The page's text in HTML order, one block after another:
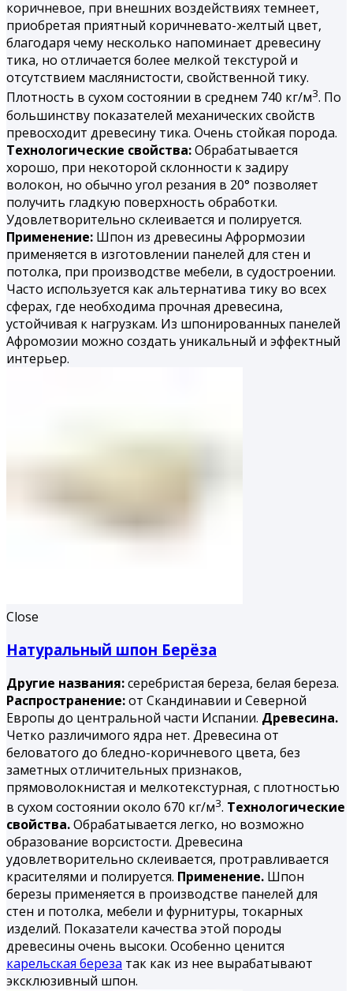
коричневое, при внешних воздействиях темнеет,
приобретая приятный коричневато-желтый цвет,
благодаря чему несколько напоминает древесину
тика, но отличается более мелкой текстурой и
отсутствием маслянистости, свойственной тику.
Плотность в сухом состоянии в среднем 740 кг/м3. По
большинству показателей механических свойств
превосходит древесину тика. Очень стойкая порода.
Технологические свойства:Обрабатывается
хорошо, при некоторой склонности к задиру
волокон, но обычно угол резания в 20° позволяет
получить гладкую поверхность обработки.
Удовлетворительно склеивается и полируется.
Применение: Шпон из древесины Афрормозии
применяется в изготовлении панелей для стен и
потолка, при производстве мебели, в судостроении.
Часто используется как альтернатива тику во всех
сферах, где необходима прочная древесина,
устойчивая к нагрузкам. Из шпонированных панелей
Афромозии можно создать уникальный и эффектный
интерьер.
Close
Натуральный шпон Берёза
Другие названия:серебристая береза, белая береза.
Распространение:от Скандинавии и Северной
Европы до центральной части Испании. Древесина.
Четко различимого ядра нет. Древесина от
беловатого до бледно-коричневого цвета, без
заметных отличительных признаков,
прямоволокнистая и мелкотекстурная, с плотностью
в сухом состоянии около 670 кг/м3. Технологические
свойства.Обрабатывается легко, но возможно
образование ворсистости. Древесина
удовлетворительно склеивается, протравливается
красителями и полируется. Применение. Шпон
березы применяется в производстве панелей для
стен и потолка, мебели и фурнитуры, токарных
изделий. Показатели качества этой породы
древесины очень высоки. Особенно ценится
карельская береза так как из нее вырабатывают
эксклюзивный шпон.